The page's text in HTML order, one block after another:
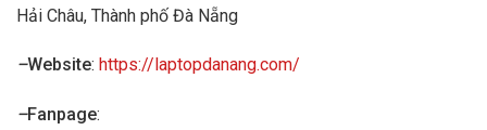
Hải Châu, Thành phố Đà Nẵng
–Website: https://laptopdanang.com/
–Fanpage: